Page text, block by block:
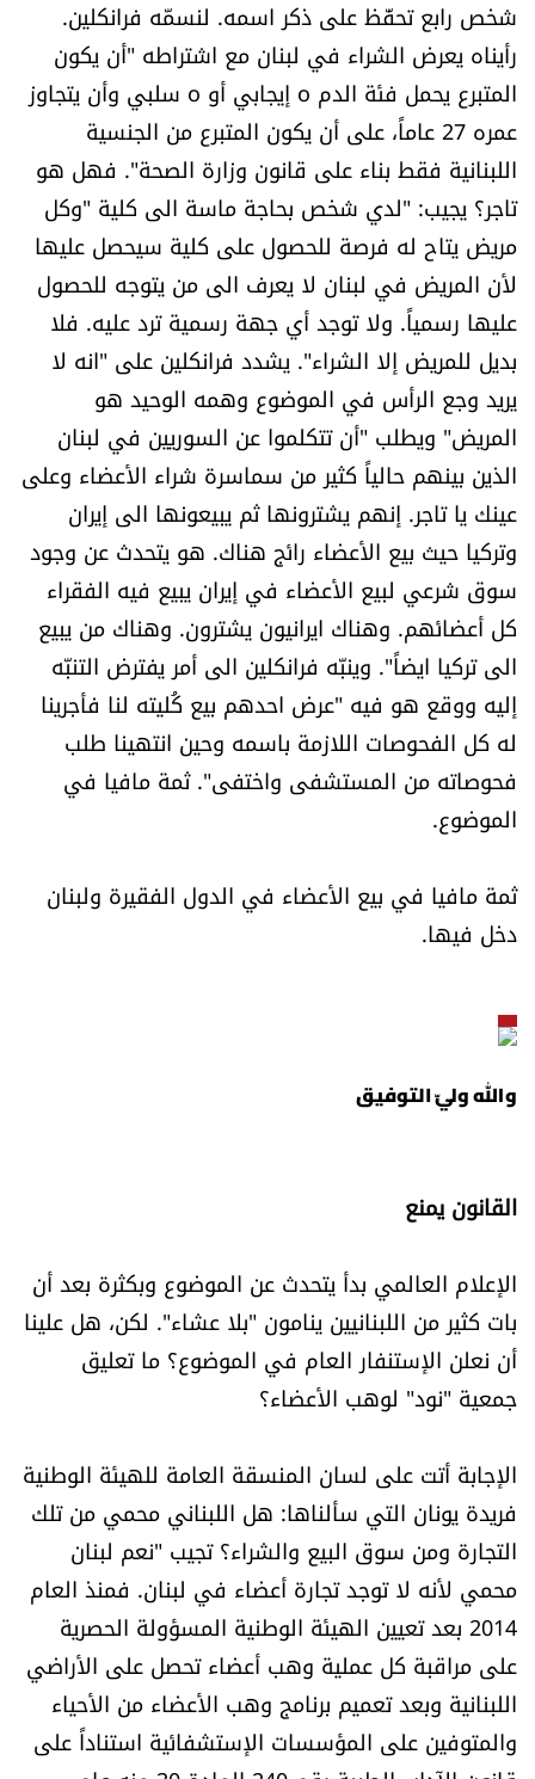
شخص رابع تحفّظ على ذكر اسمه. لنسمّه فرانكلين.
رأيناه يعرض الشراء في لبنان مع اشتراطه "أن يكون
المتبرع يحمل فئة الدم o إيجابي أو o سلبي وأن يتجاوز
عمره 27 عاماً، على أن يكون المتبرع من الجنسية
اللبنانية فقط بناء على قانون وزارة الصحة". فهل هو
تاجر؟ يجيب: "لدي شخص بحاجة ماسة الى كلية "وكل
مريض يتاح له فرصة للحصول على كلية سيحصل عليها
لأن المريض في لبنان لا يعرف الى من يتوجه للحصول
عليها رسمياً. ولا توجد أي جهة رسمية ترد عليه. فلا
بديل للمريض إلا الشراء". يشدد فرانكلين على "انه لا
يريد وجع الرأس في الموضوع وهمه الوحيد هو
المريض" ويطلب "أن تتكلموا عن السوريين في لبنان
الذين بينهم حالياً كثير من سماسرة شراء الأعضاء وعلى
عينك يا تاجر. إنهم يشترونها ثم يبيعونها الى إيران
وتركيا حيث بيع الأعضاء رائج هناك. هو يتحدث عن وجود
سوق شرعي لبيع الأعضاء في إيران يبيع فيه الفقراء
كل أعضائهم. وهناك ايرانيون يشترون. وهناك من يبيع
الى تركيا ايضاً". وينبّه فرانكلين الى أمر يفترض التنبّه
إليه ووقع هو فيه "عرض احدهم بيع كُليته لنا فأجرينا
له كل الفحوصات اللازمة باسمه وحين انتهينا طلب
فحوصاته من المستشفى واختفى". ثمة مافيا في
الموضوع.
ثمة مافيا في بيع الأعضاء في الدول الفقيرة ولبنان
دخل فيها.
والله وليّ التوفيق
القانون يمنع
الإعلام العالمي بدأ يتحدث عن الموضوع وبكثرة بعد أن
بات كثير من اللبنانيين ينامون "بلا عشاء". لكن، هل علينا
أن نعلن الإستنفار العام في الموضوع؟ ما تعليق
جمعية "نود" لوهب الأعضاء؟
الإجابة أتت على لسان المنسقة العامة للهيئة الوطنية
فريدة يونان التي سألناها: هل اللبناني محمي من تلك
التجارة ومن سوق البيع والشراء؟ تجيب "نعم لبنان
محمي لأنه لا توجد تجارة أعضاء في لبنان. فمنذ العام
2014 بعد تعيين الهيئة الوطنية المسؤولة الحصرية
على مراقبة كل عملية وهب أعضاء تحصل على الأراضي
اللبنانية وبعد تعميم برنامج وهب الأعضاء من الأحياء
والمتوفين على المؤسسات الإستشفائية استناداً على